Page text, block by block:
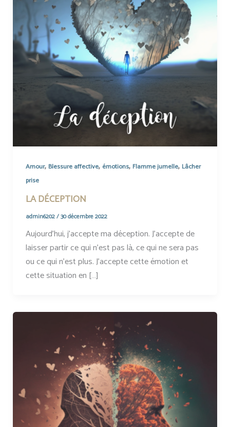
Amour, Blessure affective, émotions, Flamme jumelle, Lâcher
prise
LA DÉCEPTION
admin6202/30 décembre 2022
Aujourd’hui, j’accepte ma déception. J’accepte de
laisser partir ce qui n’est pas là, ce qui ne sera pas
ou ce qui n’est plus. J’accepte cette émotion et
cette situation en […]